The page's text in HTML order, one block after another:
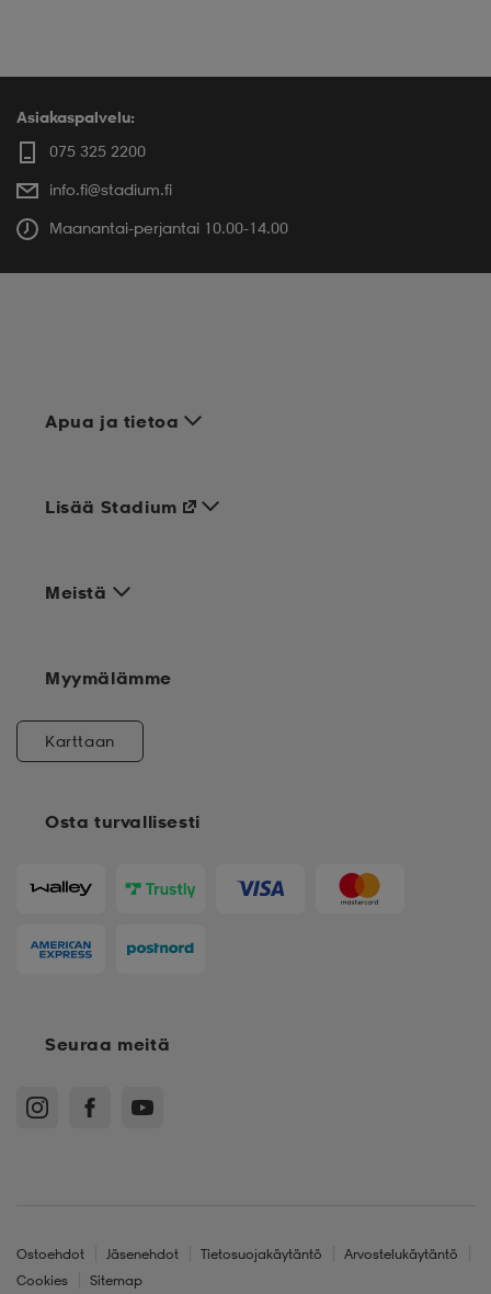
Asiakaspalvelu:
075 325 2200
info.fi@stadium.fi
Maanantai-perjantai 10.00-14.00
Apua ja tietoa
Meistä
Osta turvallisesti
Lisää Stadium
Myymälämme
Karttaan
Seuraa meitä
Ostoehdot Jäsenehdot Tietosuojakäytäntö
Arvostelukäytäntö
Cookies
Sitemap